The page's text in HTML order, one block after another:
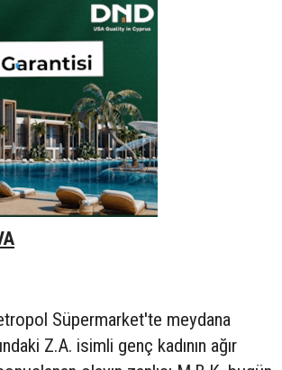
Süpermarket'te meydana
Z.A. isimli genç kadının ağır